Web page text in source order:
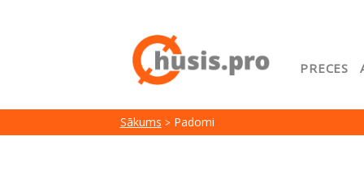
PRECES
Google
Sākums Padomi